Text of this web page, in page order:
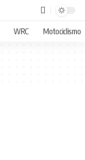
WRC Motociclismo